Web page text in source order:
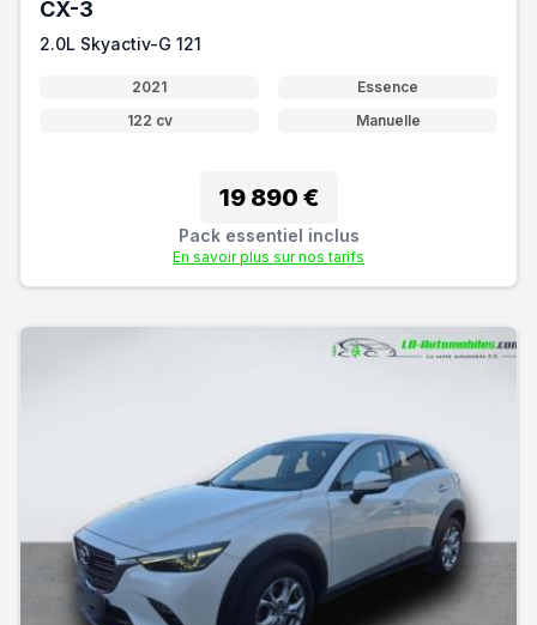
CX-3
2.0L Skyactiv-G 121
2021
Essence
122 cv
Manuelle
19 890 €
Pack essentiel inclus
En savoir plus sur nos tarifs